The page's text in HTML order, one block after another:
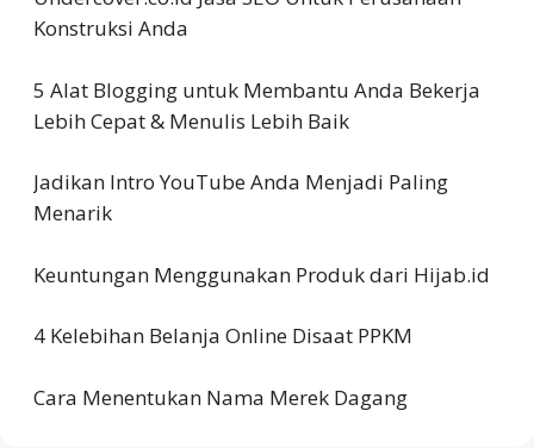
Konstruksi Anda
5 Alat Blogging untuk Membantu Anda Bekerja
Lebih Cepat & Menulis Lebih Baik
Jadikan Intro YouTube Anda Menjadi Paling
Menarik
Keuntungan Menggunakan Produk dari Hijab.id
4 Kelebihan Belanja Online Disaat PPKM
Cara Menentukan Nama Merek Dagang